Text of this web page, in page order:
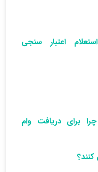
اعتبار سنجی
برای دریافت وام